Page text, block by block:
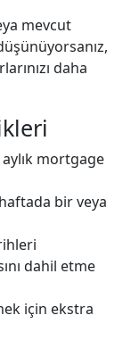
mevcut
daha
mortgage
bir veya
dahil etme
için ekstra